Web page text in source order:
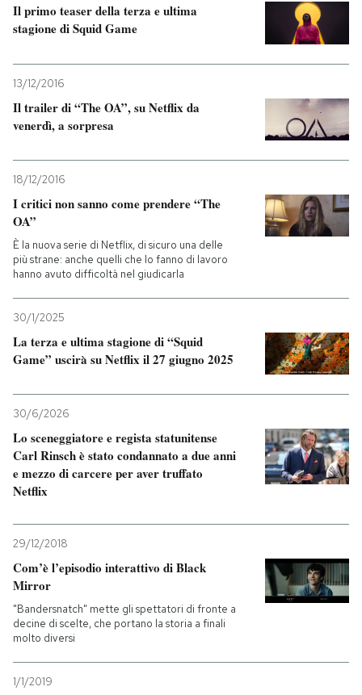
Il primo teaser della terza e ultima
stagione di Squid Game
13/12/2016
Il trailer di “The OA”, su Netflix da
venerdì, a sorpresa
18/12/2016
I critici non sanno come prendere “The
OA”
È la nuova serie di Netflix, di sicuro una delle
più strane: anche quelli che lo fanno di lavoro
hanno avuto difficoltà nel giudicarla
30/1/2025
La terza e ultima stagione di “Squid
Game” uscirà su Netflix il 27 giugno 2025
30/6/2026
Lo sceneggiatore e regista statunitense
Carl Rinsch è stato condannato a due anni
e mezzo di carcere per aver truffato
Netflix
29/12/2018
Com’è l’episodio interattivo di Black
Mirror
"Bandersnatch" mette gli spettatori di fronte a
decine di scelte, che portano la storia a finali
molto diversi
1/1/2019